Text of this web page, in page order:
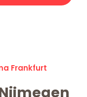
Frankfurt